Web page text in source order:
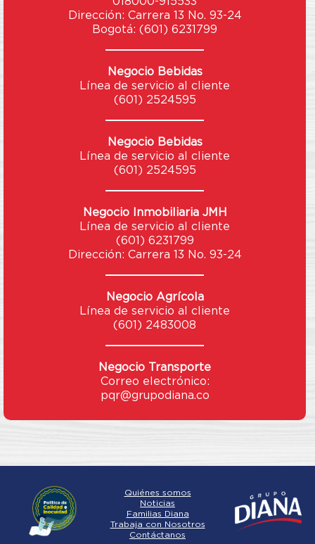
Dirección: Carrera 13 No. 93-24
Bogotá: (601) 6231799
Negocio Bebidas
Línea de servicio al cliente
(601) 2524595
Negocio Bebidas
Línea de servicio al cliente
(601) 2524595
Negocio Inmobiliaria JMH
Línea de servicio al cliente
(601) 6231799
Dirección: Carrera 13 No. 93-24
Negocio Agrícola
Línea de servicio al cliente
(601) 2483008
Negocio Transporte
Correo electrónico:
pqr@grupodiana.co
Quiénes somos
Noticias
Familias Diana
Trabaja con Nosotros
Contáctanos